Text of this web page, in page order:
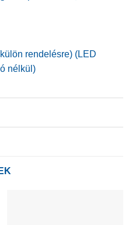
rendelésre) (LED
nélkül)